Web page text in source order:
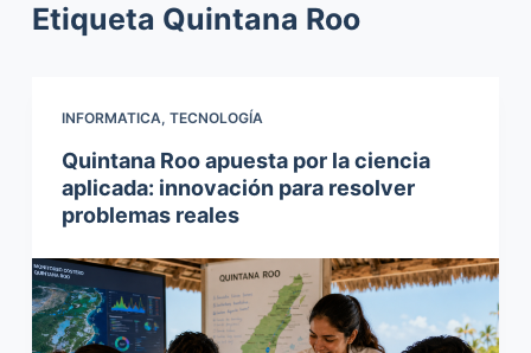
n
d
Etiqueta Quintana Roo
INFORMATICA, TECNOLOGÍA
Quintana Roo apuesta por la ciencia
aplicada: innovación para resolver
problemas reales